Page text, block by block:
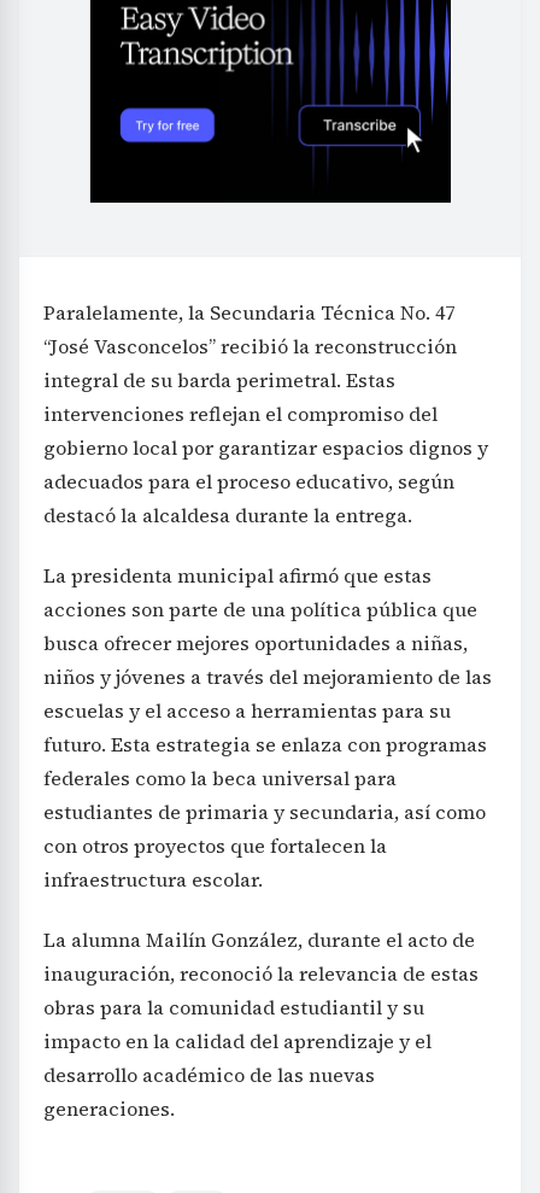
Paralelamente, la Secundaria Técnica No. 47
“José Vasconcelos” recibió la reconstrucción
integral de su barda perimetral. Estas
intervenciones reflejan el compromiso del
gobierno local por garantizar espacios dignos y
adecuados para el proceso educativo, según
destacó la alcaldesa durante la entrega.
La presidenta municipal afirmó que estas
acciones son parte de una política pública que
busca ofrecer mejores oportunidades a niñas,
niños y jóvenes a través del mejoramiento de las
escuelas y el acceso a herramientas para su
futuro. Esta estrategia se enlaza con programas
federales como la beca universal para
estudiantes de primaria y secundaria, así como
con otros proyectos que fortalecen la
infraestructura escolar.
La alumna Mailín González, durante el acto de
inauguración, reconoció la relevancia de estas
obras para la comunidad estudiantil y su
impacto en la calidad del aprendizaje y el
desarrollo académico de las nuevas
generaciones.